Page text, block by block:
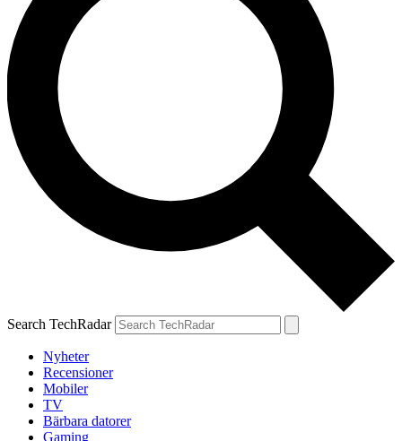
Search TechRadar
Nyheter
Recensioner
Mobiler
TV
Bärbara datorer
Gaming